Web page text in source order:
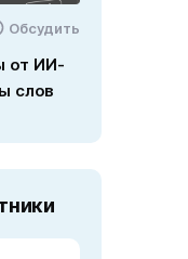
Обсудить
от ИИ-
слов